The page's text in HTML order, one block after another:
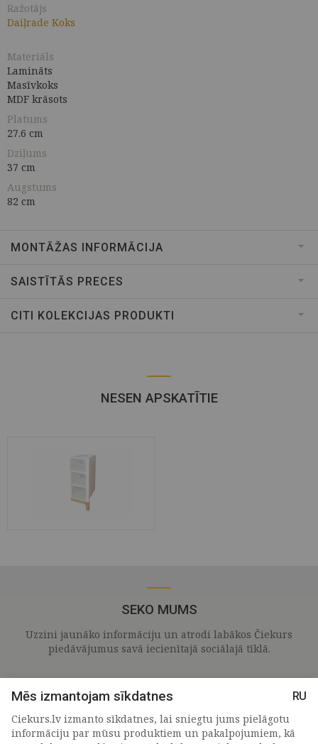
Ražotājs
Daiļrade Koks
Materiāls
Lamināts
Masīvkoks
MDF krāsots
Platums
27.6 cm
Dziļums
37 cm
Augstums
82 cm
MONTĀŽAS INFORMĀCIJA
SAISTĪTĀS PRECES
CITI KOLEKCIJAS PRODUKTI
NESEN APSKATĪTIE
SEKO MUMS
Uzzini jaunāko informāciju un atrodi labākos Čiekurs
piedāvājumus savā iecienītajā sociālajā tīklā.
Mēs izmantojam sīkdatnes
RU
Ciekurs.lv izmanto sīkdatnes, lai sniegtu jums pielāgotu
informāciju par mūsu produktiem un pakalpojumiem, kā